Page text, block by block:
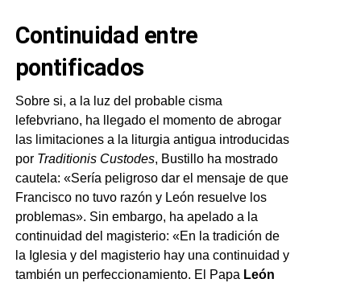
Continuidad entre
pontificados
Sobre si, a la luz del probable cisma
lefebvriano, ha llegado el momento de abrogar
las limitaciones a la liturgia antigua introducidas
por Traditionis Custodes, Bustillo ha mostrado
cautela: «Sería peligroso dar el mensaje de que
Francisco no tuvo razón y León resuelve los
problemas». Sin embargo, ha apelado a la
continuidad del magisterio: «En la tradición de
la Iglesia y del magisterio hay una continuidad y
también un perfeccionamiento. El Papa León